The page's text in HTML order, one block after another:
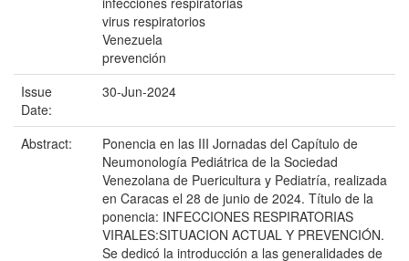
virus respiratorios
Venezuela
prevención
Issue
Date:
30-Jun-2024
Abstract:
Ponencia en las III Jornadas del Capítulo de
Neumonología Pediátrica de la Sociedad
Venezolana de Puericultura y Pediatría, realizada
en Caracas el 28 de junio de 2024. Título de la
ponencia: INFECCIONES RESPIRATORIAS
VIRALES:SITUACION ACTUAL Y PREVENCIÓN.
Se dedicó la introducción a las generalidades de